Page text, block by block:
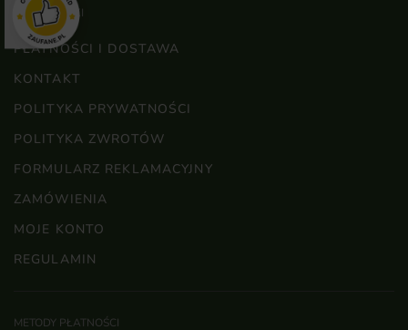
WAŻNE LINKI
PŁATNOŚCI I DOSTAWA
KONTAKT
POLITYKA PRYWATNOŚCI
POLITYKA ZWROTÓW
FORMULARZ REKLAMACYJNY
ZAMÓWIENIA
MOJE KONTO
REGULAMIN
METODY PŁATNOŚCI